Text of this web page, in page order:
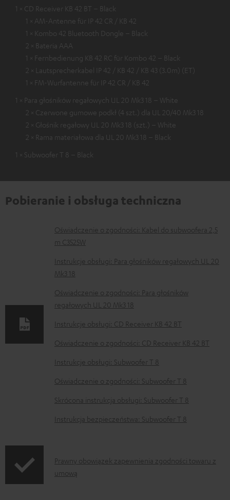
1 × CD Receiver KB 42 BT – Black
1 × AM-Antenne für IP 42 CR / KB 42
1 × Kombo 42 Bluetooth Dongle – Black
2 × Bateria AAA
1 × Fernbedienung KB 42 RC für Kombo 42 – Black
2 × Lautsprecherkabel IP 42 / KB 42 / KB 43 (3.0m) (ET)
1 × FM-Wurfantenne für IP 42 CR / KB 42
1 × Para głośników regałowych UL 20 Mk3 18 – White
2 × Czerwone gumowe podkł (4 szt.) dla UL 20/40 Mk3 18
2 × Głośnik regałowy UL 20 Mk3 18 (szt.) – White
2 × Rama materiałowa dla UL 20 Mk3 18 – Black
1 × Subwoofer T 8 – Black
Pobieranie i obsługa techniczna
D
o
k
u
m
e
n
t
d
o
p
o
a
n
Oświadczenie o zgodności: Kabel do subwoofera 2,5
m C3525W
Instrukcje obsługi: Para głośników regałowych UL 20
Mk3 18
Oświadczenie o zgodności: Para głośników
regałowych UL 20 Mk3 18
Instrukcje obsługi: CD Receiver KB 42 BT
Oświadczenie o zgodności: CD Receiver KB 42 BT
Instrukcje obsługi: Subwoofer T 8
Oświadczenie o zgodności: Subwoofer T 8
Skrócona instrukcja obsługi: Subwoofer T 8
Instrukcja bezpieczeństwa: Subwoofer T 8
I
n
Prawny obowiązek zapewnienia zgodności towaru z
umową